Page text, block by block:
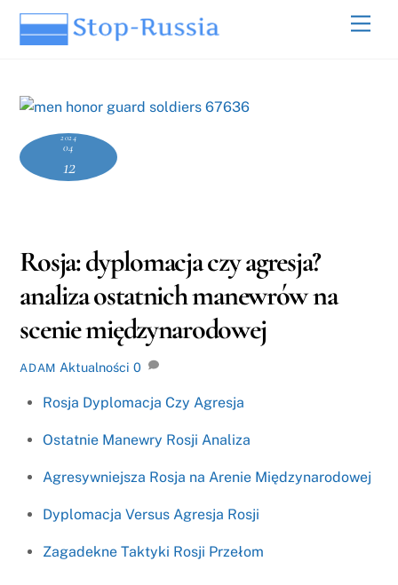
Skip
2024
04
12
Rosja: dyplomacja czy agresja?
analiza ostatnich manewrów na
scenie międzynarodowej
ADAM Aktualności 0
Rosja Dyplomacja Czy Agresja
Ostatnie Manewry Rosji Analiza
Agresywniejsza Rosja na Arenie Międzynarodowej
Dyplomacja Versus Agresja Rosji
Zagadekne Taktyki Rosji Przełom